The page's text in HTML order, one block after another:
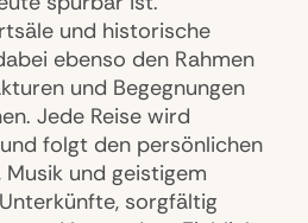
und historische
ebenso den Rahmen
und Begegnungen
Jede Reise wird
folgt den persönlichen
Musik und geistigem
sorgfältig